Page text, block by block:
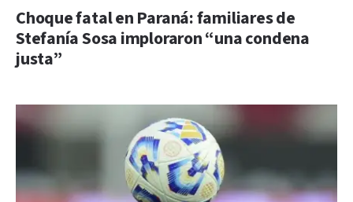
Choque fatal en Paraná: familiares de
Stefanía Sosa imploraron “una condena
justa”